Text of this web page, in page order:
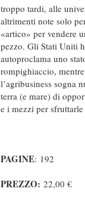
troppo tardi, alle
altrimenti note solo
«artico» per vendere
pezzo. Gli Stati Uniti
autoproclama uno
rompighiaccio,
l’agribusiness sogna
terra (e mare) di
e i mezzi per
PAGINE: 192
PREZZO: 22,00 €